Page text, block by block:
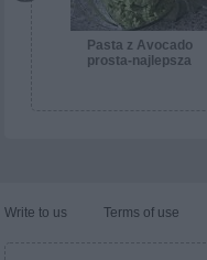
Pasta z Avocado
prosta-najlepsza
Write to us Terms of use